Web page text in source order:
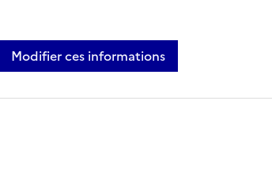
Modifier ces informations